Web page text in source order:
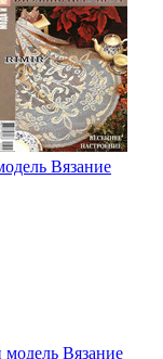
Вязание
Вязание